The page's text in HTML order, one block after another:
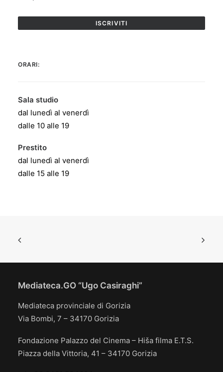
ORARI:
Sala studio
dal lunedì al venerdì
dalle 10 alle 19
Prestito
dal lunedì al venerdì
dalle 15 alle 19
Mediateca.GO “Ugo Casiraghi”
Mediateca provinciale di Gorizia
Via Bombi, 7 – 34170 Gorizia
Fondazione Palazzo del Cinema – Hiša filma E.T.S.
Piazza della Vittoria, 41 – 34170 Gorizia